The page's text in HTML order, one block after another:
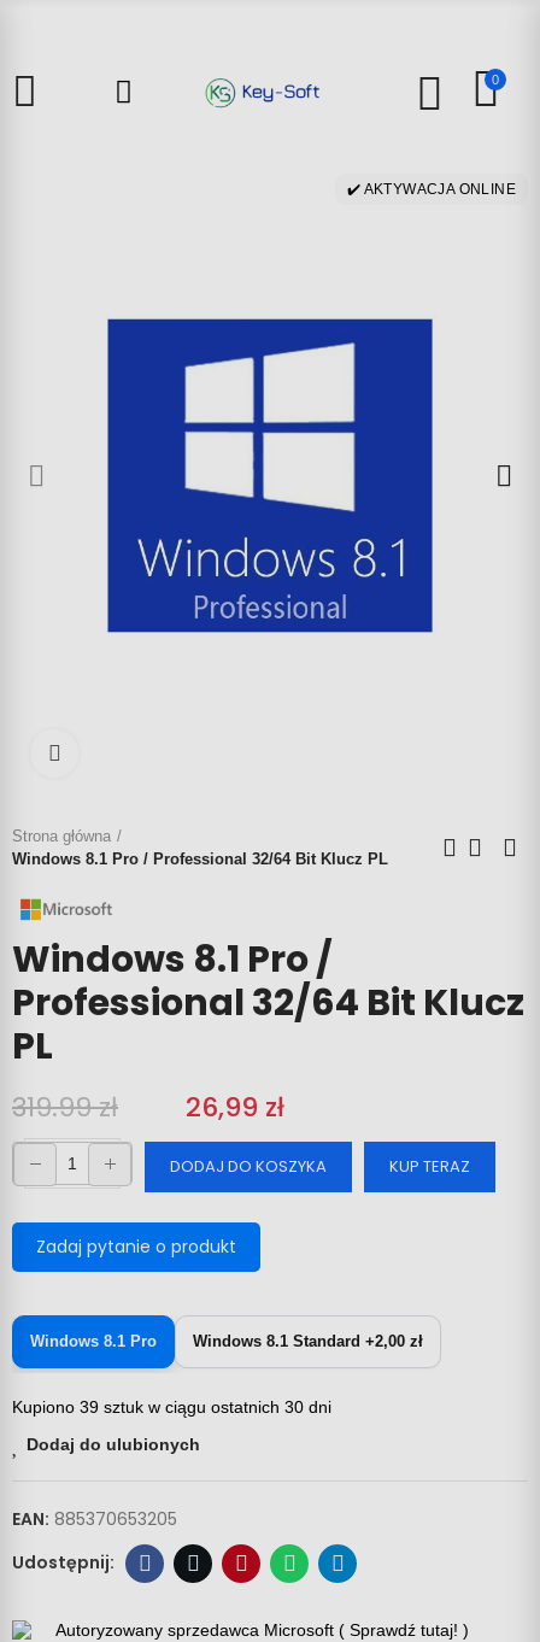
0
✔️ AKTYWACJA ONLINE
Strona główna
Windows 8.1 Pro / Professional 32/64 Bit Klucz PL
Windows 8.1 Pro /
Professional 32/64 Bit Klucz
PL
319.99 zł 26,99 zł
DODAJ DO KOSZYKA KUP TERAZ
Zadaj pytanie o produkt
Windows 8.1 Pro Windows 8.1 Standard +2,00 zł
Kupiono 39 sztuk w ciągu ostatnich 30 dni
Dodaj do ulubionych
EAN: 885370653205
Autoryzowany sprzedawca Microsoft ( Sprawdź tutaj! )